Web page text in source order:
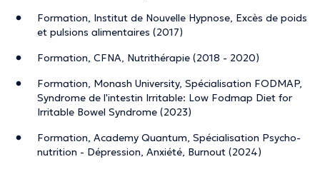
Formation, Institut de Nouvelle Hypnose, Excès de poids
et pulsions alimentaires (2017)
Formation, CFNA, Nutrithérapie (2018 - 2020)
Formation, Monash University, Spécialisation FODMAP,
Syndrome de l'intestin Irritable: Low Fodmap Diet for
Irritable Bowel Syndrome (2023)
Formation, Academy Quantum, Spécialisation Psycho-
nutrition - Dépression, Anxiété, Burnout (2024)